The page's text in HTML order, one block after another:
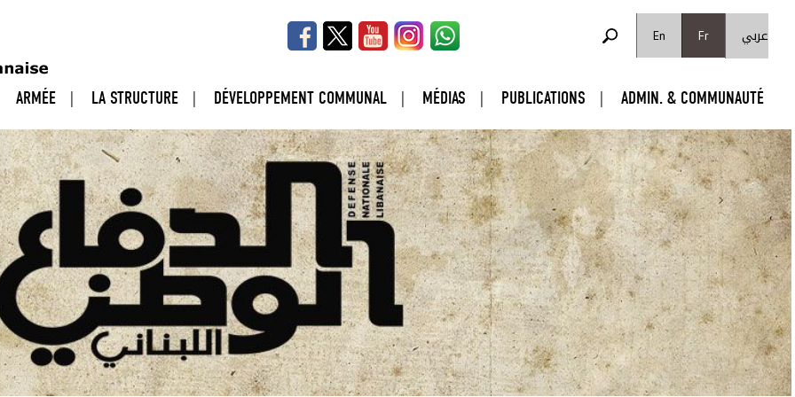
En
Fr عربي FORMULAIRE DE RECHERCHE
ARMÉE LA STRUCTURE DÉVELOPPEMENT COMMUNAL MÉDIAS PUBLICATIONS ADMIN. & COMMUNAUTÉ